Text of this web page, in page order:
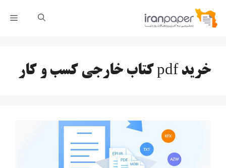
پرش
خرید pdf کتاب خارجی کسب و کار